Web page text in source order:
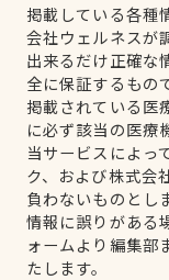
掲載している各種
会社ウェルネスが
出来るだけ正確な
全に保証するもの
掲載されている医
に必ず該当の医療
当サービスによっ
ク、および株式会
負わないものとし
情報に誤りがある
ォームより編集部
たします。